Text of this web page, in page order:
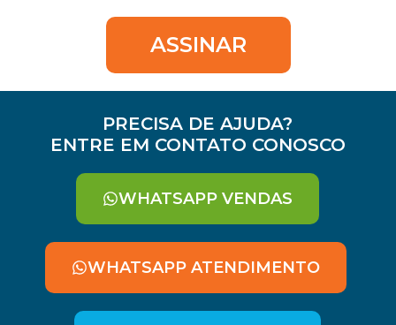
ASSINAR
PRECISA DE AJUDA?
ENTRE EM CONTATO CONOSCO
WHATSAPP VENDAS
WHATSAPP ATENDIMENTO